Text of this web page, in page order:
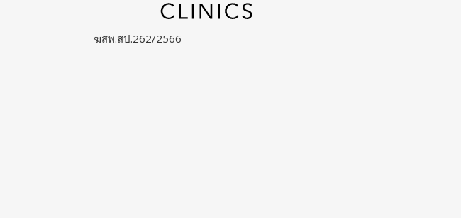
ฆสพ.สป.262/2566